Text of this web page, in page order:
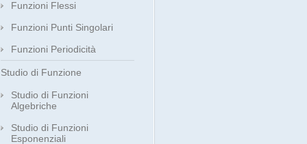
Funzioni Flessi
Funzioni Punti Singolari
Funzioni Periodicità
Studio di Funzione
Studio di Funzioni
Algebriche
Studio di Funzioni
Esponenziali